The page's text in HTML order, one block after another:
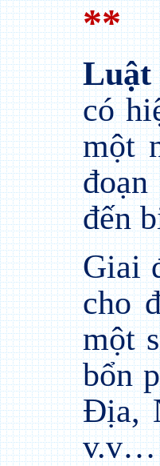
**
Luật
có
một
đến
Giai
cho
một
bổn
Địa,
v.v…